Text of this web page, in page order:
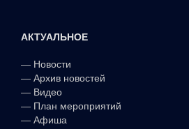
АКТУАЛЬНОЕ
— Новости
— Архив новостей
— Видео
— План мероприятий
— Афиша